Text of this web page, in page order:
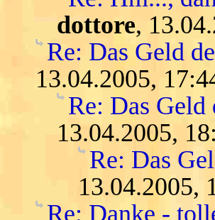
dottore,
Re: Das Geld
13.04.2005,
Re: Das
13.04.2005,
Re: Das
13.04.2005,
Re: Danke -